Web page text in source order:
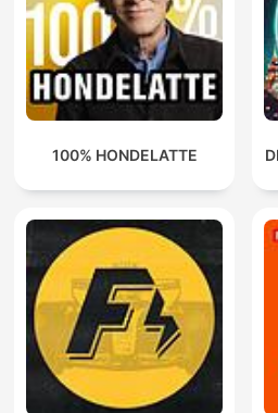
100% HONDELATTE